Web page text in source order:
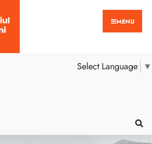
MENU
Select Language ▼